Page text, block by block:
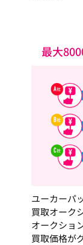
最大
ユーカーパ
買取オーク
オークショ
買取価格が